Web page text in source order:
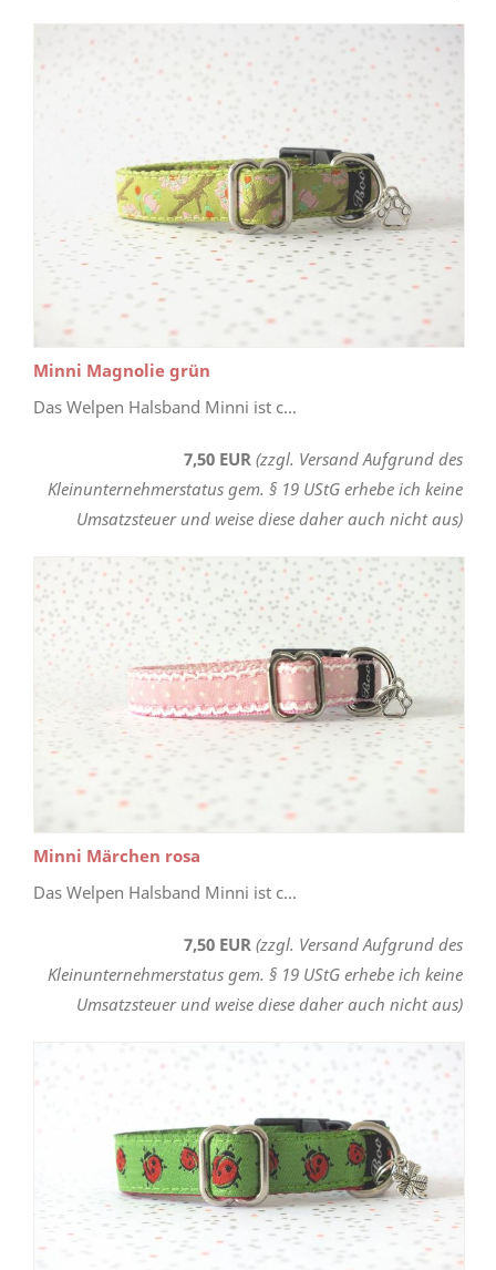
Minni Magnolie grün
Das Welpen Halsband Minni ist c...
7,50 EUR (zzgl. Versand Aufgrund des
Kleinunternehmerstatus gem. § 19 UStG erhebe ich keine
Umsatzsteuer und weise diese daher auch nicht aus)
Minni Märchen rosa
Das Welpen Halsband Minni ist c...
7,50 EUR (zzgl. Versand Aufgrund des
Kleinunternehmerstatus gem. § 19 UStG erhebe ich keine
Umsatzsteuer und weise diese daher auch nicht aus)